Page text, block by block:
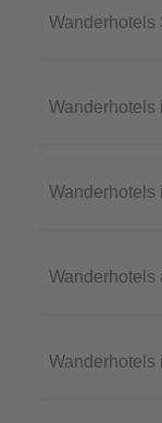
Wanderhotels
Wanderhotels
Wanderhotels
Wanderhotels
Wanderhotels